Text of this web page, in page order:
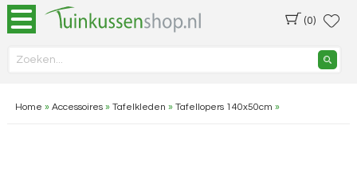
(0)
Home » Accessoires» Tafelkleden » Tafellopers 140x50cm »